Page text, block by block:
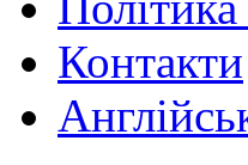
Контакти